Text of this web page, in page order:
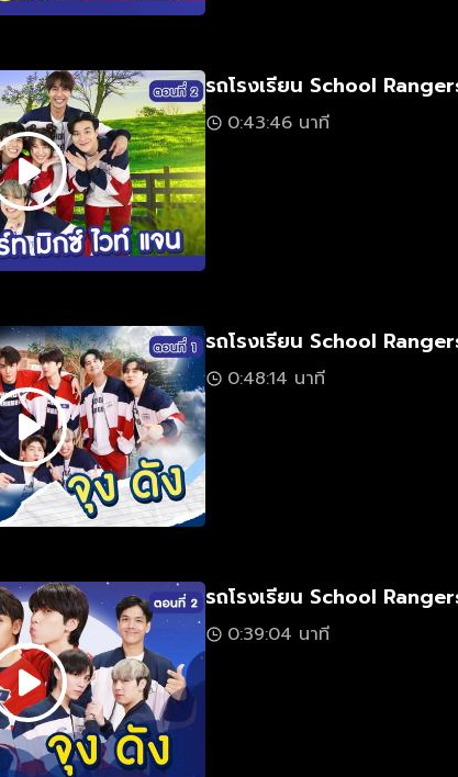
รถโรงเรียน School
0:43:46 นาที
รถโรงเรียน School
0:48:14 นาที
รถโรงเรียน School
0:39:04 นาที